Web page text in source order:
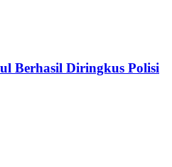
Berhasil Diringkus Polisi